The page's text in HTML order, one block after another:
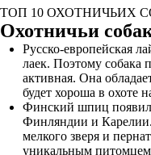
ТОП 10 ОХОТНИЧЬИХ
Охотничьи
Русско-европейская
лаек. Поэтому собака
активная. Она
будет хороша в охоте
Финский шпиц
Финляндии и
мелкого зверя и
уникальным